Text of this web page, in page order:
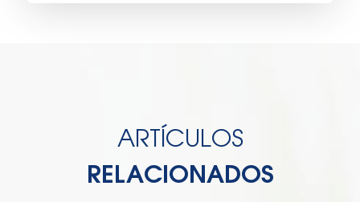
ARTÍCULOS
RELACIONADOS